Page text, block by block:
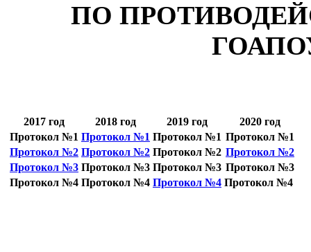
ПО
2017 год 2018 год 2019 год
2020 год
Протокол №1 Протокол №1 Протокол №1 Протокол №1
Протокол №2 Протокол №2 Протокол №2 Протокол №2
Протокол №3 Протокол №3 Протокол №3 Протокол №3
Протокол №4 Протокол №4 Протокол №4 Протокол №4